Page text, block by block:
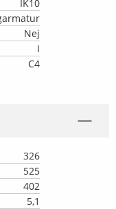
IK10
Nej
I
C4
326
525
402
5,1